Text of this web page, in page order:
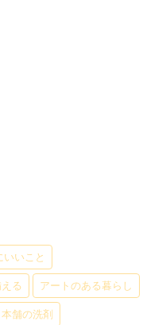
いいこと
る アートのある暮らし
舗の洗剤